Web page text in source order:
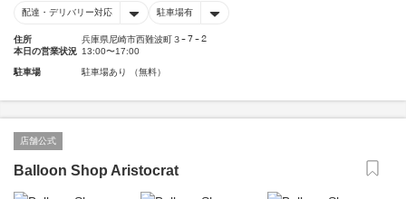
配達・デリバリー対応 駐車場有
住所
兵庫県尼崎市西難波町３ｰ７ｰ２
本日の営業状況 13:00〜17:00
駐車場 駐車場あり （無料）
店舗公式
Balloon Shop Aristocrat